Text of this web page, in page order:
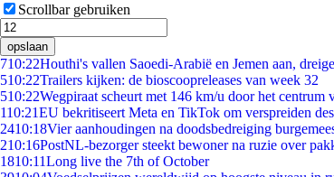
Scrollbar gebruiken
opslaan
710:22Houthi's vallen Saoedi-Arabië en Jemen aan,
510:22Trailers kijken: de bioscoopreleases van week 32
510:22Wegpiraat scheurt met 146 km/u door het centrum
110:21EU bekritiseert Meta en TikTok om verspreiden
2410:18Vier aanhoudingen na doodsbedreiging
210:16PostNL-bezorger steekt bewoner na ruzie over
1810:11Long live the 7th of October